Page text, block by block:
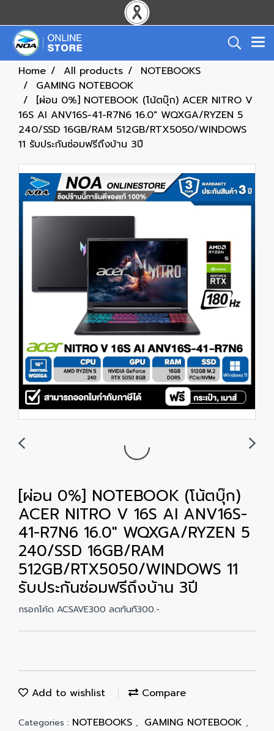
Home All products
NOTEBOOKS
GAMING NOTEBOOK
[ผ่อน 0%] NOTEBOOK (โน้ตบุ๊ก) ACER NITRO V
16S AI ANV16S-41-R7N6 16.0" WQXGA/RYZEN 5
240/SSD 16GB/RAM 512GB/RTX5050/WINDOWS
11 รับประกันซ่อมฟรีถึงบ้าน 3ปี
[ผ่อน 0%] NOTEBOOK (โน้ตบุ๊ก)
ACER NITRO V 16S AI ANV16S-
41-R7N6 16.0" WQXGA/RYZEN 5
240/SSD 16GB/RAM
512GB/RTX5050/WINDOWS 11
รับประกันซ่อมฟรีถึงบ้าน 3ปี
กรอกโค้ด ACSAVE300 ลดทันที300.-
Add to wishlist Compare
Categories : NOTEBOOKS , GAMING NOTEBOOK ,